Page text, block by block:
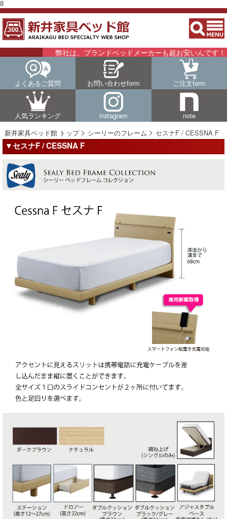
8
弊社は、ブランドベッドメーカーも超お安いんです！！詳
よくあるご質問 お問い合わせform ご注文form
人気ランキング instagram
note
新井家具ベッド館 トップ
シーリーのフレーム セスナF / CESSNA F
▼セスナF / CESSNA F